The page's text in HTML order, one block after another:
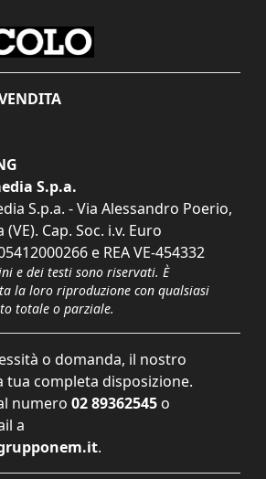
S.p.a.
S.p.a. - Via Alessandro Poerio,
Cap. Soc. i.v. Euro
e REA VE-454332
e dei testi sono riservati. È
la loro riproduzione con qualsiasi
totale o parziale.
o domanda, il nostro
tua completa disposizione.
numero 02 89362545 o
a
.